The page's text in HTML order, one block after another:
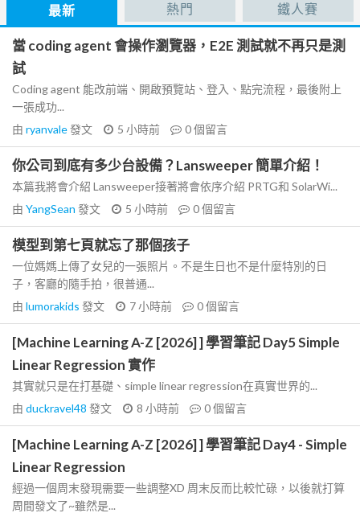
最新 熱門 鐵人賽
當 coding agent 會操作瀏覽器，E2E 測試就不再只是測
試
Coding agent 能改前端、開啟預覽站、登入、點完流程，最後附上
一張成功...
由 ryanvale發文 5 小時前 0個留言
你公司到底有多少台設備？Lansweeper 簡單介紹！
本篇我將會介紹 Lansweeper接著將會依序介紹 PRTG和 SolarWi...
由 YangSean 發文 5 小時前 0個留言
模型到第七頁就忘了那個孩子
一位媽媽上傳了女兒的一張照片。不是生日也不是什麼特別的日
子，客廳的隨手拍，很普通...
由 lumorakids 發文 7 小時前 0個留言
[Machine Learning A-Z [2026] ] 學習筆記 Day5 Simple
Linear Regression 實作
其實就只是在打基礎、simple linear regression在真實世界的...
由 duckravel48 發文 8 小時前 0個留言
[Machine Learning A-Z [2026] ] 學習筆記 Day4 - Simple
Linear Regression
經過一個周末發現需要一些調整XD 周末反而比較忙碌，以後就打算
周間發文了~雖然是...